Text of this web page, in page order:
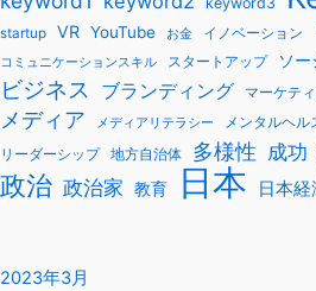
startup
VR YouTube お金 イノベーション
コミュニケーションスキル スタートアップ ソ
ビジネス ブランディング マーケテ
メディア メディアリテラシー メンタルヘル
リーダーシップ 地方自治体 多様性 成功
政治 政治家 教育 日本 日本経
2023年3月